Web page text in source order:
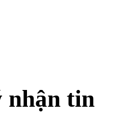
nhận tin